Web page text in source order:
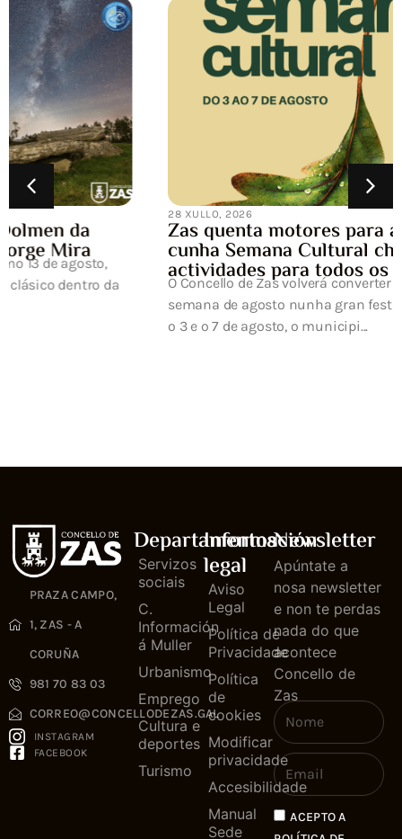
Zas quenta motores para a Carballeira
cunha Semana Cultural chea de
actividades para todos os públicos
O Concello de Zas volverá converter a primeira
semana de agosto nunha gran festa da cultura. Entre
o 3 e o 7 de agosto, o municipi...
PRAZA CAMPO,
1, ZAS - A
CORUÑA
981 70 83 03
CORREO@CONCELLODEZAS.GAL
INSTAGRAM
FACEBOOK
Departamentos
Servizos
sociais
C.
Información
á Muller
Urbanismo
Emprego
Cultura e
deportes
Turismo
Información
legal
Aviso
Legal
Política de
Privacidade
Política
de
cookies
Modificar
privacidade
Accesibilidade
Manual
Sede
Newsletter
Apúntate a
nosa newsletter
e non te perdas
nada do que
acontece
Concello de
Zas
ACEPTO A